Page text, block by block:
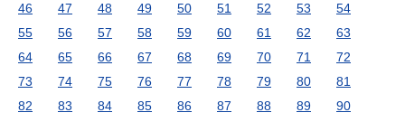
46
47 48 49 50 51 52 53
54
55
56 57 58 59 60 61 62
63
64
65 66 67 68 69 70 71
72
73
74 75 76 77 78 79 80
81
82
83 84 85 86 87 88 89
90